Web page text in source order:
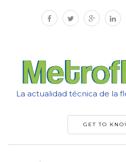
La actualidad técnica de la
GET TO